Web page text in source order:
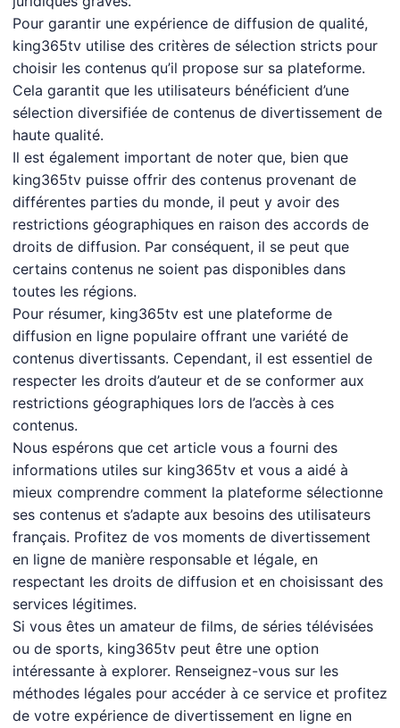
Pour garantir une expérience de diffusion de qualité,
king365tv utilise des critères de sélection stricts pour
choisir les contenus qu’il propose sur sa plateforme.
Cela garantit que les utilisateurs bénéficient d’une
sélection diversifiée de contenus de divertissement de
haute qualité.
Il est également important de noter que, bien que
king365tv puisse offrir des contenus provenant de
différentes parties du monde, il peut y avoir des
restrictions géographiques en raison des accords de
droits de diffusion. Par conséquent, il se peut que
certains contenus ne soient pas disponibles dans
toutes les régions.
Pour résumer, king365tv est une plateforme de
diffusion en ligne populaire offrant une variété de
contenus divertissants. Cependant, il est essentiel de
respecter les droits d’auteur et de se conformer aux
restrictions géographiques lors de l’accès à ces
contenus.
Nous espérons que cet article vous a fourni des
informations utiles sur king365tv et vous a aidé à
mieux comprendre comment la plateforme sélectionne
ses contenus et s’adapte aux besoins des utilisateurs
français. Profitez de vos moments de divertissement
en ligne de manière responsable et légale, en
respectant les droits de diffusion et en choisissant des
services légitimes.
Si vous êtes un amateur de films, de séries télévisées
ou de sports, king365tv peut être une option
intéressante à explorer. Renseignez-vous sur les
méthodes légales pour accéder à ce service et profitez
de votre expérience de divertissement en ligne en